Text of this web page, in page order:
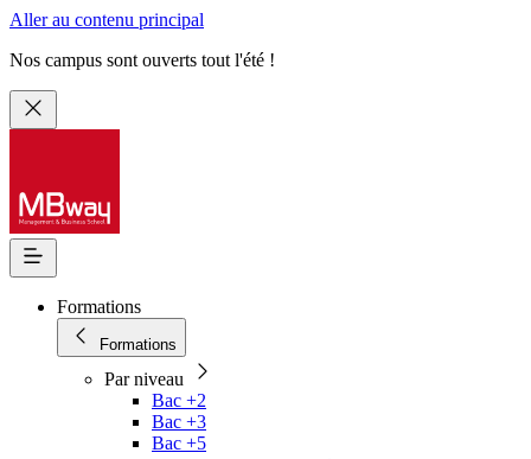
Aller au contenu principal
Nos campus sont ouverts tout l'été !
Formations
Formations
Par niveau
Bac +2
Bac +3
Bac +5